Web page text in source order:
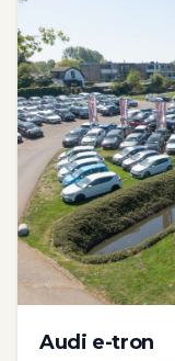
Audi e-tron